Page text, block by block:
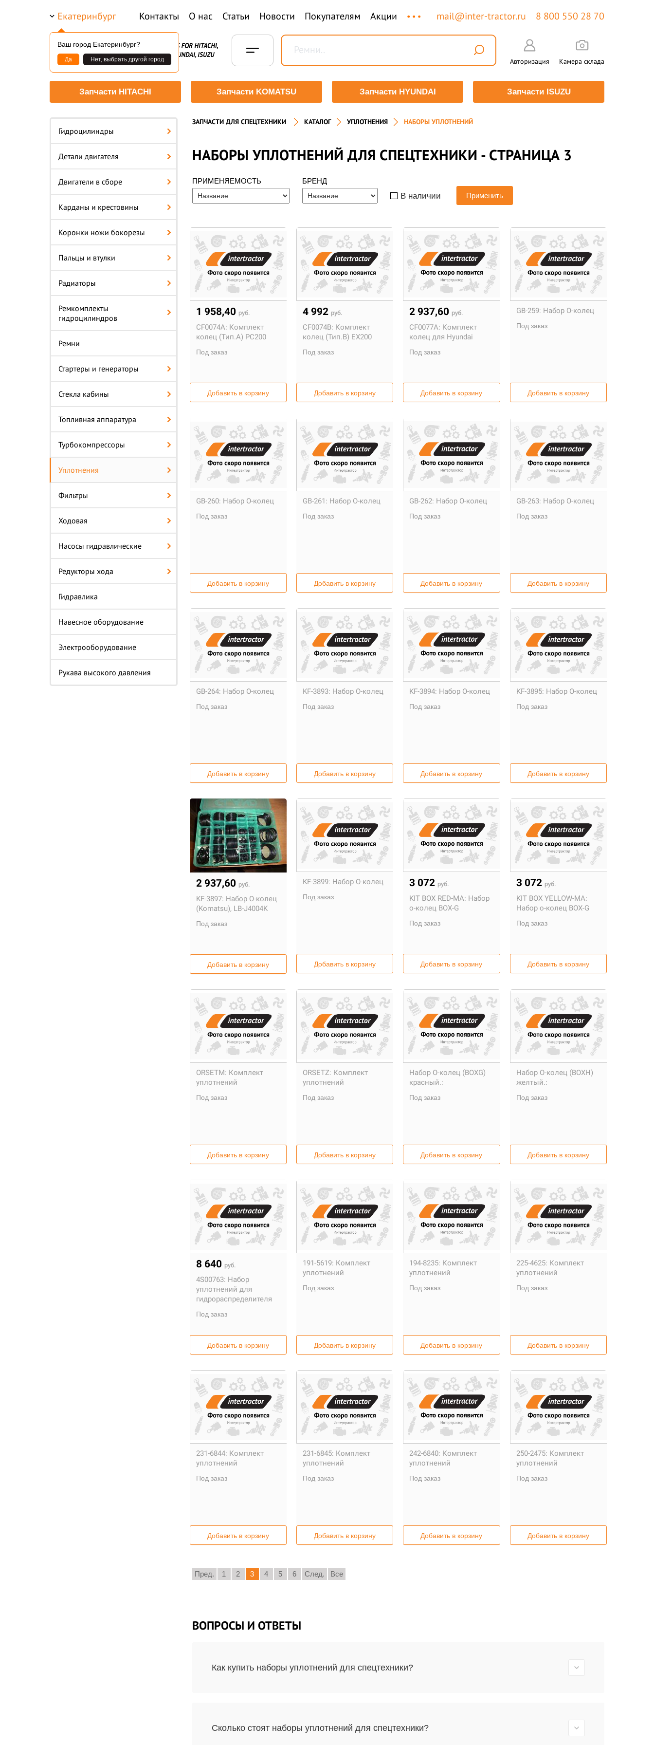
Екатеринбург
Ваш город Екатеринбург?
Да Нет, выбрать другой город
Контакты О нас Статьи Новости Покупателям Акции ... mail@inter-tractor.ru 8 800 550 28 70
Авторизация Камера склада
Запчасти HITACHI Запчасти KOMATSU Запчасти HYUNDAI Запчасти ISUZU
Гидроцилиндры
Детали двигателя
Двигатели в сборе
Карданы и крестовины
Коронки ножи бокорезы
Пальцы и втулки
Радиаторы
Ремкомплекты
гидроцилиндров
Ремни
Стартеры и генераторы
Стекла кабины
Топливная аппаратура
Турбокомпрессоры
Уплотнения
Фильтры
Ходовая
Насосы гидравлические
Редукторы хода
Гидравлика
Навесное оборудование
Электрооборудование
Рукава высокого давления
ЗАПЧАСТИ ДЛЯ СПЕЦТЕХНИКИ КАТАЛОГ УПЛОТНЕНИЯ НАБОРЫ УПЛОТНЕНИЙ
НАБОРЫ УПЛОТНЕНИЙ ДЛЯ СПЕЦТЕХНИКИ - СТРАНИЦА 3
ПРИМЕНЯЕМОСТЬ БРЕНД
В наличии Применить
1 958,40 руб.
CF0074A: Комплект
колец (Тип.А) PC200
Под заказ
Добавить в корзину
4 992 руб.
CF0074B: Комплект
колец (Тип.В) EX200
Под заказ
Добавить в корзину
2 937,60 руб.
CF0077A: Комплект
колец для Hyundai
Под заказ
Добавить в корзину
GB-259: Набор О-колец
Под заказ
Добавить в корзину
GB-260: Набор О-колец
Под заказ
Добавить в корзину
GB-261: Набор О-колец
Под заказ
Добавить в корзину
GB-262: Набор О-колец
Под заказ
Добавить в корзину
GB-263: Набор О-колец
Под заказ
Добавить в корзину
GB-264: Набор О-колец
Под заказ
Добавить в корзину
KF-3893: Набор О-колец
Под заказ
Добавить в корзину
KF-3894: Набор О-колец
Под заказ
Добавить в корзину
KF-3895: Набор О-колец
Под заказ
Добавить в корзину
2 937,60 руб.
KF-3897: Набор О-колец
(Komatsu), LB-J4004K
Под заказ
Добавить в корзину
KF-3899: Набор О-колец
Под заказ
Добавить в корзину
3 072 руб.
KIT BOX RED-MA: Набор
о-колец BOX-G
Под заказ
Добавить в корзину
3 072 руб.
KIT BOX YELLOW-MA:
Набор о-колец BOX-G
Под заказ
Добавить в корзину
ORSETM: Комплект
уплотнений
Под заказ
Добавить в корзину
ORSETZ: Комплект
уплотнений
Под заказ
Добавить в корзину
Набор О-колец (BOXG)
красный.:
Под заказ
Добавить в корзину
Набор О-колец (BOXH)
желтый.:
Под заказ
Добавить в корзину
8 640 руб.
4S00763: Набор
уплотнений для
гидрораспределителя
Под заказ
Добавить в корзину
191-5619: Комплект
уплотнений
Под заказ
Добавить в корзину
194-8235: Комплект
уплотнений
Под заказ
Добавить в корзину
225-4625: Комплект
уплотнений
Под заказ
Добавить в корзину
231-6844: Комплект
уплотнений
Под заказ
Добавить в корзину
231-6845: Комплект
уплотнений
Под заказ
Добавить в корзину
242-6840: Комплект
уплотнений
Под заказ
Добавить в корзину
250-2475: Комплект
уплотнений
Под заказ
Добавить в корзину
Пред. 1 2 3 4 5 6 След. Все
ВОПРОСЫ И ОТВЕТЫ
Как купить наборы уплотнений для спецтехники?
Сколько стоят наборы уплотнений для спецтехники?